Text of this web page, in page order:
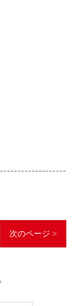
次のページ >